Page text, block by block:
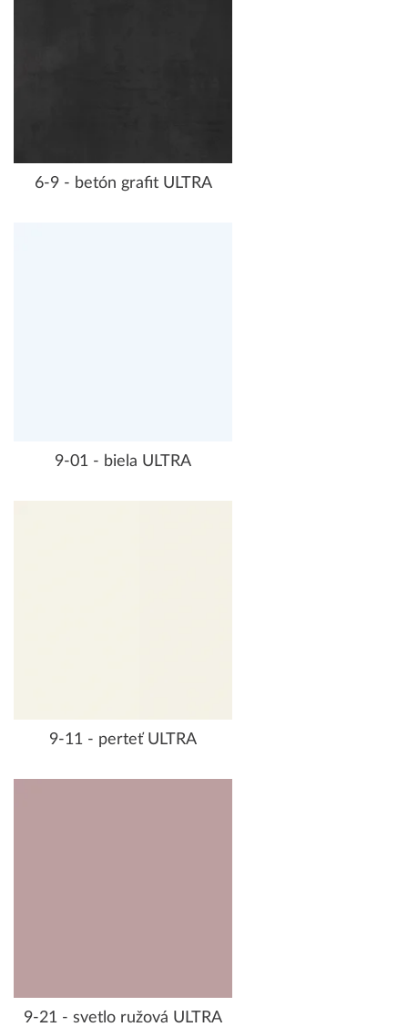
6-9 - betón grafit ULTRA
9-01 - biela ULTRA
9-11 - perteť ULTRA
9-21 - svetlo ružová ULTRA